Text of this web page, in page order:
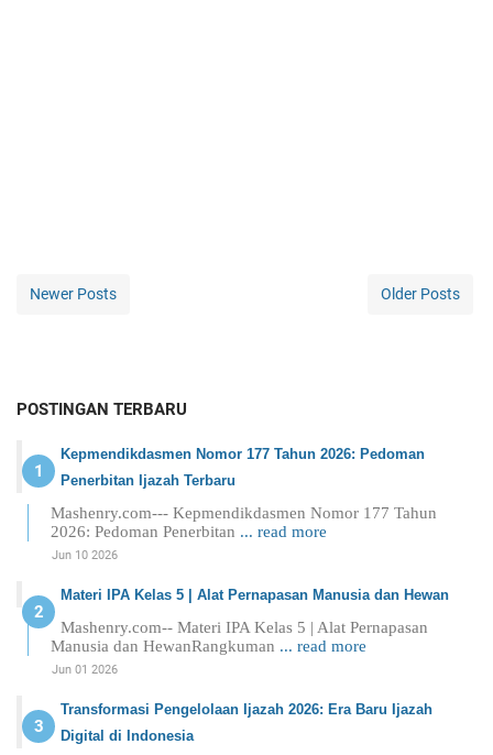
Newer Posts Older Posts
POSTINGAN TERBARU
Kepmendikdasmen Nomor 177 Tahun 2026: Pedoman
Penerbitan Ijazah Terbaru
Mashenry.com--- Kepmendikdasmen Nomor 177 Tahun
2026: Pedoman Penerbitan ... read more
Jun 10 2026
Materi IPA Kelas 5 | Alat Pernapasan Manusia dan Hewan
Mashenry.com-- Materi IPA Kelas 5 | Alat Pernapasan
Manusia dan HewanRangkuman ... read more
Jun 01 2026
Transformasi Pengelolaan Ijazah 2026: Era Baru Ijazah
Digital di Indonesia